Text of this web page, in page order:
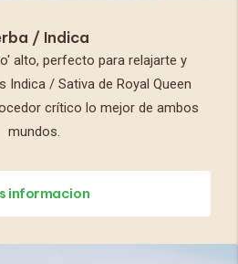
/ Indica
alto, perfecto para relajarte y
Indica / Sativa de Royal Queen
crítico lo mejor de ambos
mundos.
informacion